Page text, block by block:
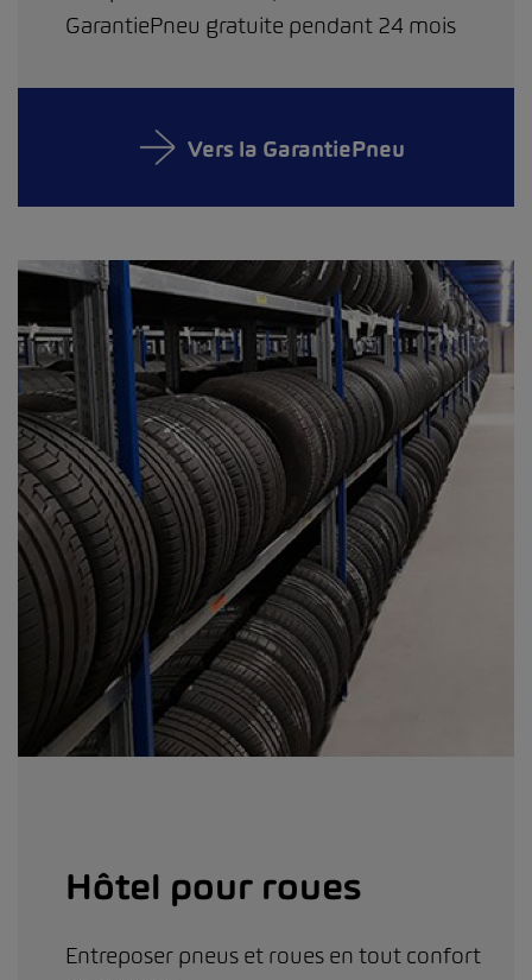
GarantiePneu gratuite pendant 24 mois
Vers la GarantiePneu
Hôtel pour roues
Entreposer pneus et roues en tout confort